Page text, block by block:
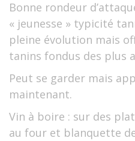
Bonne rondeur
« jeunesse » typicité
pleine évolution mais
tanins fondus des plus
Peut se garder mais
maintenant.
Vin à boire : sur des
au four et blanquette